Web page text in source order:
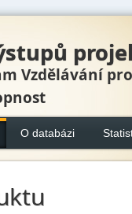
Vzdělávání pro
O databázi